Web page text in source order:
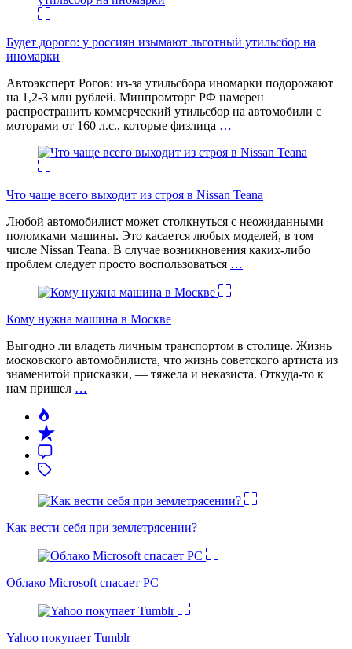
Будет дорого: у россиян изымают льготный утильсбор на
иномарки
Автоэксперт Рогов: из-за утильсбора иномарки подорожают
на 1,2-3 млн рублей. Минпромторг РФ намерен
распространить коммерческий утильсбор на автомобили с
моторами от 160 л.с., которые физлица …
Что чаще всего выходит из строя в Nissan Teana
Любой автомобилист может столкнуться с неожиданными
поломками машины. Это касается любых моделей, в том
числе Nissan Teana. В случае возникновения каких-либо
проблем следует просто воспользоваться …
Кому нужна машина в Москве
Выгодно ли владеть личным транспортом в столице. Жизнь
московского автомобилиста, что жизнь советского артиста из
знаменитой присказки, — тяжела и неказиста. Откуда-то к
нам пришел …
Как вести себя при землетрясении?
Облако Microsoft спасает PC
Yahoo покупает Tumblr